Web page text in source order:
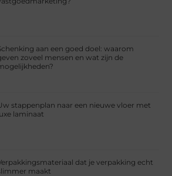
aan een goed doel: waarom
zoveel mensen en wat zijn de
stappenplan naar een nieuwe vloer met
laminaat
dat je verpakking echt
maakt